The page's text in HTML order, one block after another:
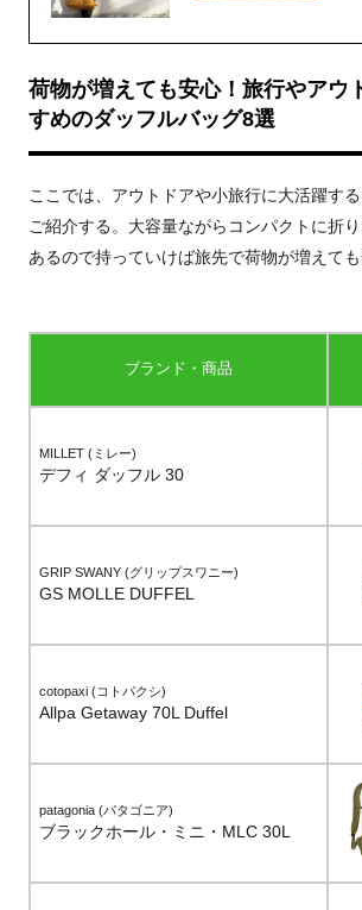
荷物が増えても安心！旅行やアウ
すめのダッフルバッグ8選
ここでは、アウトドアや小旅行に大活躍す
ご紹介する。大容量ながらコンパクトに折
あるので持っていけば旅先で荷物が増えても
ブランド・商品
MILLET (ミレー)
デフィ ダッフル 30
GRIP SWANY (グリップスワニー)
GS MOLLE DUFFEL
cotopaxi (コトパクシ)
Allpa Getaway 70L Duffel
patagonia (パタゴニア)
ブラックホール・ミニ・MLC 30L